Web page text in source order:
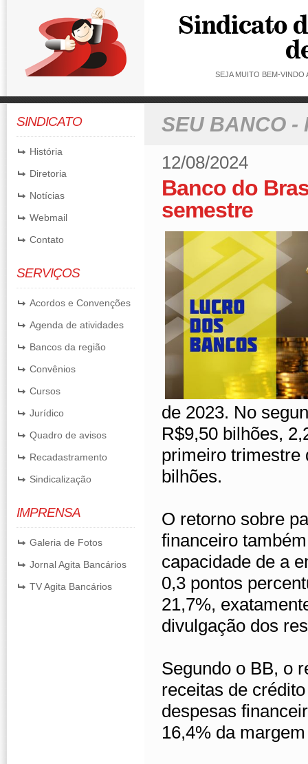
SEJA MUITO BEM-
SINDICATO
História
Diretoria
Notícias
Webmail
Contato
SERVIÇOS
Acordos e Convenções
Agenda de atividades
Bancos da região
Convênios
Cursos
Jurídico
Quadro de avisos
Recadastramento
Sindicalização
IMPRENSA
Galeria de Fotos
Jornal Agita Bancários
TV Agita Bancários
SEU BANCO -
12/08/2024
Banco do
semestre
de 2023. No
R$9,50 bilhões,
primeiro trimestre
bilhões.
O retorno sobre
financeiro
capacidade de a
0,3 pontos
21,7%,
divulgação dos
Segundo o BB, o
receitas de
despesas
16,4% da